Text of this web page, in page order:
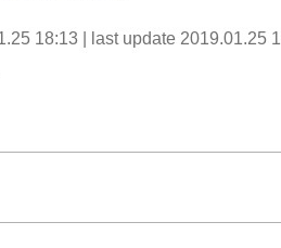
18:13 | last update 2019.01.25